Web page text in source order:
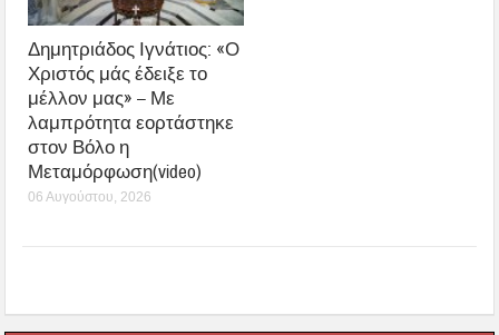
Δημητριάδος Ιγνάτιος: «Ο
Χριστός μάς έδειξε το
μέλλον μας» – Με
λαμπρότητα εορτάστηκε
στον Βόλο η
Μεταμόρφωση(video)
06 Αυγούστου, 2026